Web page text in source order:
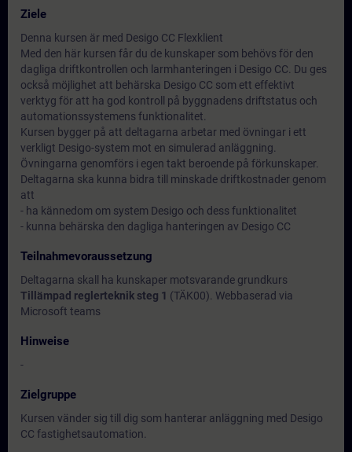
Ziele
Denna kursen är med Desigo CC Flexklient
Med den här kursen får du de kunskaper som behövs för den
dagliga driftkontrollen och larmhanteringen i Desigo CC. Du ges
också möjlighet att behärska Desigo CC som ett effektivt
verktyg för att ha god kontroll på byggnadens driftstatus och
automationssystemens funktionalitet.
Kursen bygger på att deltagarna arbetar med övningar i ett
verkligt Desigo-system mot en simulerad anläggning.
Övningarna genomförs i egen takt beroende på förkunskaper.
Deltagarna ska kunna bidra till minskade driftkostnader genom
att
- ha kännedom om system Desigo och dess funktionalitet
- kunna behärska den dagliga hanteringen av Desigo CC
Teilnahmevoraussetzung
Deltagarna skall ha kunskaper motsvarande grundkurs
Tillämpad reglerteknik steg 1 (TÄK00). Webbaserad via
Microsoft teams
Hinweise
-
Zielgruppe
Kursen vänder sig till dig som hanterar anläggning med Desigo
CC fastighetsautomation.